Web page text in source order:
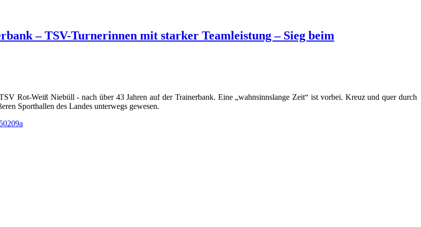
– TSV-Turnerinnen mit starker Teamleistung – Sieg beim
Rot-Weiß Niebüll - nach über 43 Jahren auf der Trainerbank. Eine „wahnsinnslange Zeit“ ist vorbei. Kreuz und quer durch
Sporthallen des Landes unterwegs gewesen.